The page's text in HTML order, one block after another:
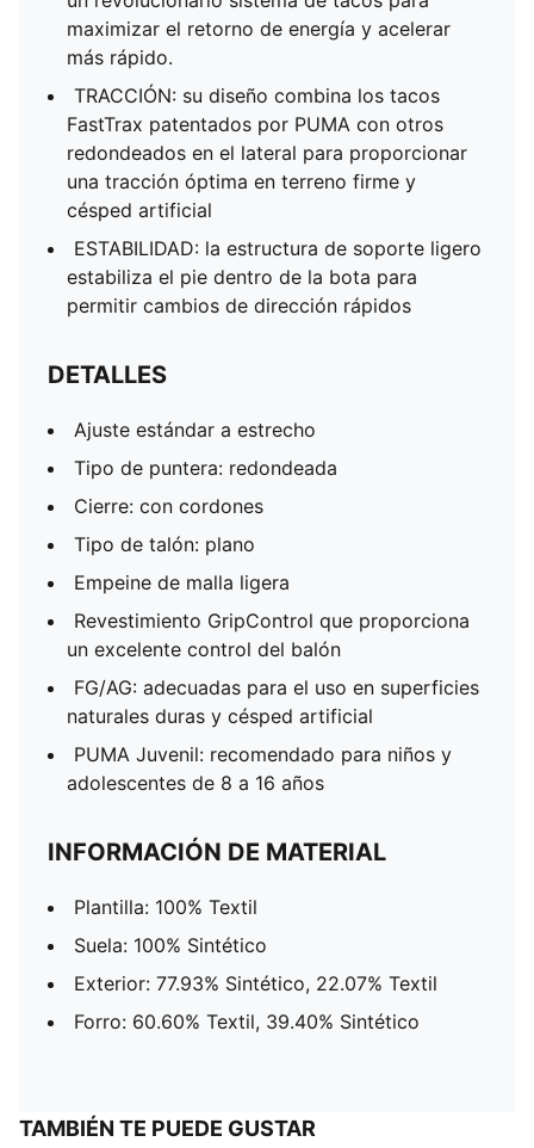
maximizar el retorno de energía y acelerar
más rápido.
TRACCIÓN: su diseño combina los tacos
FastTrax patentados por PUMA con otros
redondeados en el lateral para proporcionar
una tracción óptima en terreno firme y
césped artificial
ESTABILIDAD: la estructura de soporte ligero
estabiliza el pie dentro de la bota para
permitir cambios de dirección rápidos
DETALLES
Ajuste estándar a estrecho
Tipo de puntera: redondeada
Cierre: con cordones
Tipo de talón: plano
Empeine de malla ligera
Revestimiento GripControl que proporciona
un excelente control del balón
FG/AG: adecuadas para el uso en superficies
naturales duras y césped artificial
PUMA Juvenil: recomendado para niños y
adolescentes de 8 a 16 años
INFORMACIÓN DE MATERIAL
Plantilla: 100% Textil
Suela: 100% Sintético
Exterior: 77.93% Sintético, 22.07% Textil
Forro: 60.60% Textil, 39.40% Sintético
TAMBIÉN TE PUEDE GUSTAR